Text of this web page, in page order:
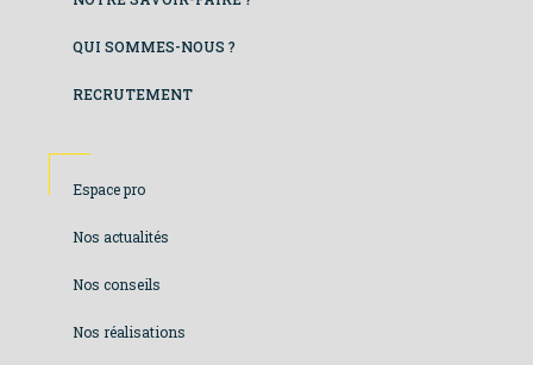
QUI SOMMES-NOUS ?
RECRUTEMENT
Footer
colonne
Espace pro
Nos actualités
Nos conseils
Nos réalisations